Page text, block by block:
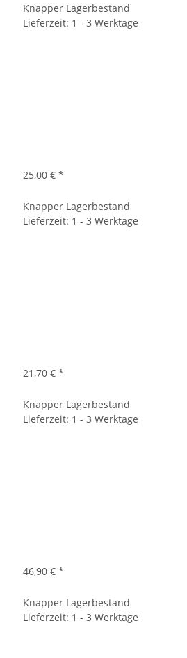
Knapper Lagerbestand
Lieferzeit: 1 - 3 Werktage
25,00 € *
Knapper Lagerbestand
Lieferzeit: 1 - 3 Werktage
21,70 € *
Knapper Lagerbestand
Lieferzeit: 1 - 3 Werktage
46,90 € *
Knapper Lagerbestand
Lieferzeit: 1 - 3 Werktage